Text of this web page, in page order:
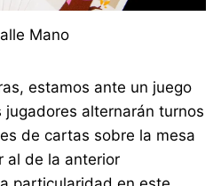
Mano
estamos ante un juego
alternarán turnos
de cartas sobre la mesa
al de la anterior